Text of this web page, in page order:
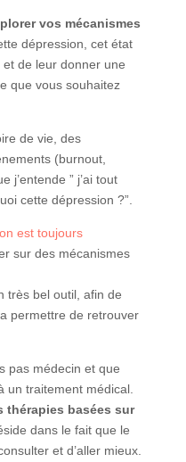
vos mécanismes
dépression, cet état
de leur donner une
que vous souhaitez
de vie, des
(burnout,
j’entende ” j’ai tout
cette dépression ?”.
est toujours
sur des mécanismes
très bel outil, afin de
permettre de retrouver
pas médecin et que
un traitement médical.
thérapies basées sur
dans le fait que le
et d’aller mieux.